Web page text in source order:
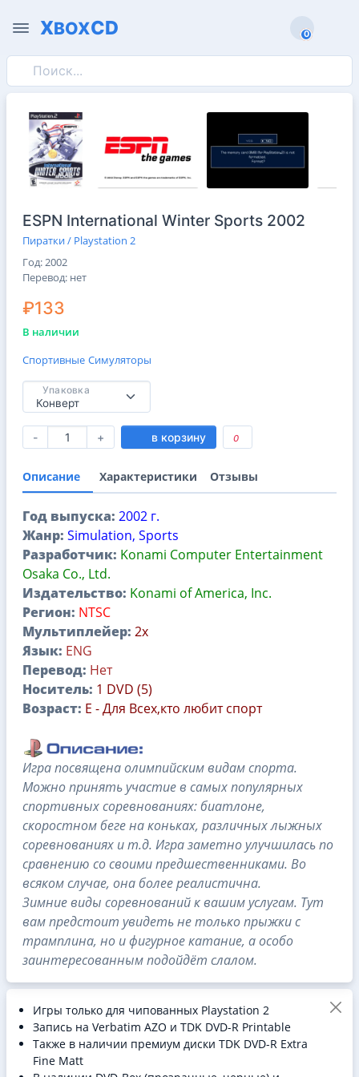
XBOXCD 0
0
ESPN International Winter Sports 2002
Пиратки / Playstation 2
Год: 2002
Перевод: нет
₽133
В наличии
Спортивные Симуляторы
Упаковка
- + в корзину 0
Описание Характеристики Отзывы
Год выпуска: 2002 г.
Жанр: Simulation, Sports
Разработчик: Konami Computer Entertainment
Osaka Co., Ltd.
Издательство: Konami of America, Inc.
Регион: NTSC
Мультиплейер: 2х
Язык: ENG
Перевод: Нет
Носитель: 1 DVD (5)
Возраст: E - Для Всех,кто любит спорт
Игра посвящена олимпийским видам спорта.
Можно принять участие в самых популярных
спортивных соревнованиях: биатлоне,
скоростном беге на коньках, различных лыжных
соревнованиях и т.д. Игра заметно улучшилась по
сравнению со своими предшественниками. Во
всяком случае, она более реалистична.
Зимние виды соревнований к вашим услугам. Тут
вам предстоит увидеть не только прыжки с
трамплина, но и фигурное катание, а особо
заинтересованным подойдёт слалом.
Игры только для чипованных Playstation 2
Запись на Verbatim AZO и TDK DVD-R Printable
Также в наличии премиум диски TDK DVD-R Extra
Fine Matt